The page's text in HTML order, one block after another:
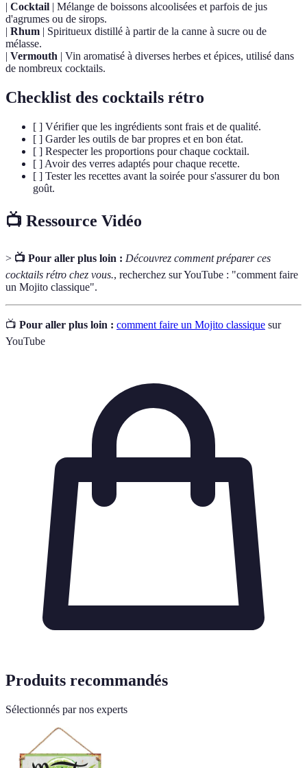
| Cocktail | Mélange de boissons alcoolisées et parfois de jus
d'agrumes ou de sirops.
| Rhum | Spiritueux distillé à partir de la canne à sucre ou de
mélasse.
| Vermouth | Vin aromatisé à diverses herbes et épices, utilisé dans
de nombreux cocktails.
Checklist des cocktails rétro
[ ] Vérifier que les ingrédients sont frais et de qualité.
[ ] Garder les outils de bar propres et en bon état.
[ ] Respecter les proportions pour chaque cocktail.
[ ] Avoir des verres adaptés pour chaque recette.
[ ] Tester les recettes avant la soirée pour s'assurer du bon
goût.
📺 Ressource Vidéo
> 📺 Pour aller plus loin : Découvrez comment préparer ces
cocktails rétro chez vous., recherchez sur YouTube : "comment faire
un Mojito classique".
📺 Pour aller plus loin : comment faire un Mojito classique sur
YouTube
Produits recommandés
Sélectionnés par nos experts